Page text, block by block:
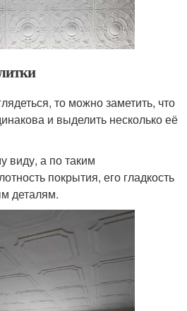
то можно заметить, что
и выделить несколько её
виду, а по таким
покрытия, его гладкость
деталям.